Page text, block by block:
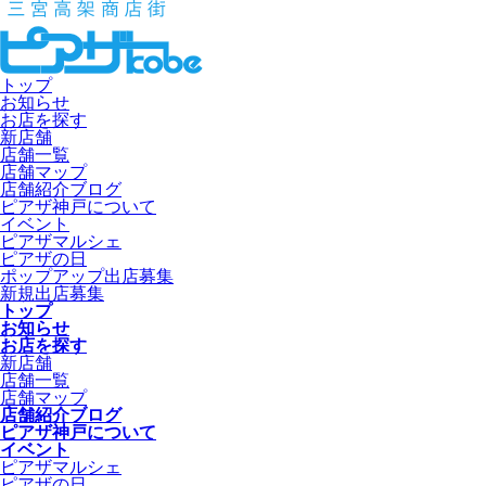
トップ
お知らせ
お店を探す
新店舗
店舗一覧
店舗マップ
店舗紹介ブログ
ピアザ神戸について
イベント
ピアザマルシェ
ピアザの日
ポップアップ出店募集
新規出店募集
トップ
お知らせ
お店を探す
新店舗
店舗一覧
店舗マップ
店舗紹介ブログ
ピアザ神戸について
イベント
ピアザマルシェ